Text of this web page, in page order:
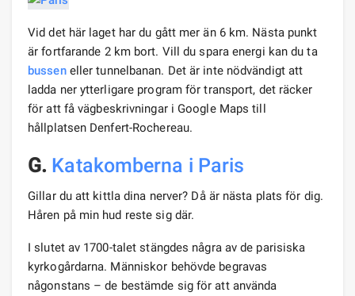
Vid det här laget har du gått mer än 6 km. Nästa punkt
är fortfarande 2 km bort. Vill du spara energi kan du ta
busseneller tunnelbanan. Det är inte nödvändigt att
ladda ner ytterligare program för transport, det räcker
för att få vägbeskrivningar i Google Maps till
hållplatsen Denfert-Rochereau.
G. Katakomberna i Paris
Gillar du att kittla dina nerver? Då är nästa plats för dig.
Håren på min hud reste sig där.
I slutet av 1700-talet stängdes några av de parisiska
kyrkogårdarna. Människor behövde begravas
någonstans – de bestämde sig för att använda